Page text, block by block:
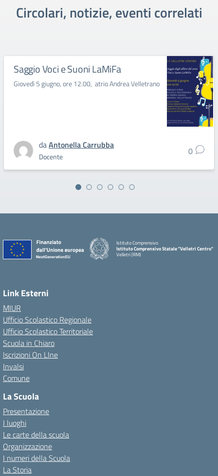
Circolari, notizie, eventi correlati
Saggio Voci e Suoni LaMiFa
Giovedì 5 giugno, ore 12.00, atrio Andrea Velletrano
daAntonella Carrubba
Docente 0
Istituto Comprensivo
Istituto Comprensivo Statale "Velletri Centro"
Velletri (RM)
Link Esterni
MIUR
Ufficio Scolastico Regionale
Ufficio Scolastico Territoriale
Scuola in Chiaro
Iscrizioni On LIne
Invalsi
Comune
La Scuola
Presentazione
I luoghi
Le carte della scuola
Organizzazione
I numeri della Scuola
La Storia